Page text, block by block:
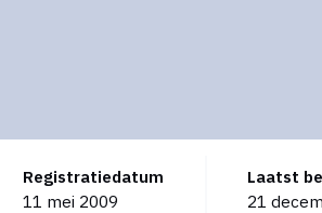
Registratiedatum
11 mei 2009
Laatst
21